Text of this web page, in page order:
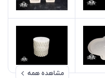
مشاهده همه